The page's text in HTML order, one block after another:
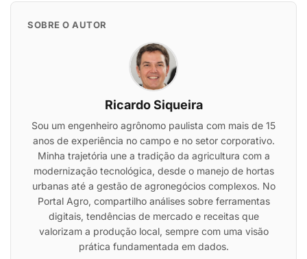
SOBRE O AUTOR
Ricardo Siqueira
Sou um engenheiro agrônomo paulista com mais de 15
anos de experiência no campo e no setor corporativo.
Minha trajetória une a tradição da agricultura com a
modernização tecnológica, desde o manejo de hortas
urbanas até a gestão de agronegócios complexos. No
Portal Agro, compartilho análises sobre ferramentas
digitais, tendências de mercado e receitas que
valorizam a produção local, sempre com uma visão
prática fundamentada em dados.